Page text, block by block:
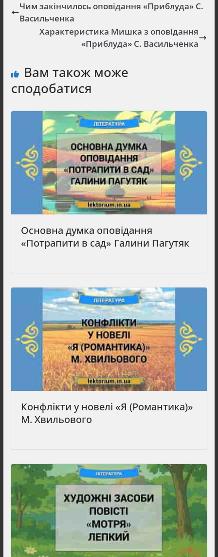
Чим закінчилось оповідання «Приблуда» С.
Васильченка
Характеристика Мишка з оповідання
«Приблуда» С. Васильченка
Вам також може
сподобатися
Основна думка оповідання
«Потрапити в сад» Галини Пагутяк
Конфлікти у новелі «Я (Романтика)»
М. Хвильового